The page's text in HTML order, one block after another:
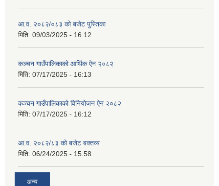
आ.व. २०८२/०८३ को बजेट पुस्तिका
मिति: 09/03/2025 - 16:12
कञ्‍चन गाउँपालिकाको आर्थिक ऐन २०८२
मिति: 07/17/2025 - 16:13
कञ्‍चन गाउँपालिकाको विनियोजन ऐन २०८२
मिति: 07/17/2025 - 16:12
आ.व. २०८२/८३ को बजेट बक्तव्य
मिति: 06/24/2025 - 15:58
अन्य